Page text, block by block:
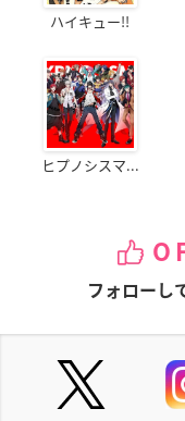
ハイキュー!!
ヒプノシスマ...
フォローし